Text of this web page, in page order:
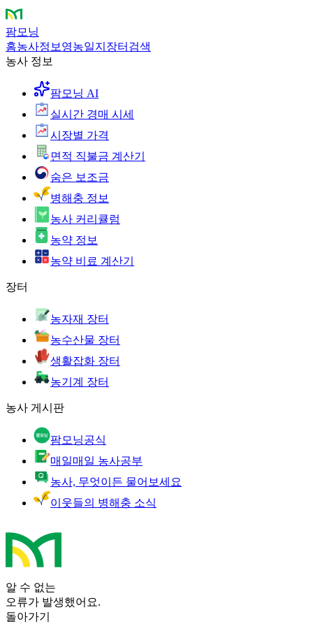
팜모닝
홈농사정보 영농일지 장터 검색
농사 정보
팜모닝 AI
실시간 경매 시세
시장별 가격
면적 직불금 계산기
숨은 보조금
병해충 정보
농사 커리큘럼
농약 정보
농약 비료 계산기
장터
농자재 장터
농수산물 장터
생활잡화 장터
농기계 장터
농사 게시판
팜모닝공식
매일매일 농사공부
농사, 무엇이든 물어보세요
이웃들의 병해충 소식
알 수 없는
오류가 발생했어요.
돌아가기